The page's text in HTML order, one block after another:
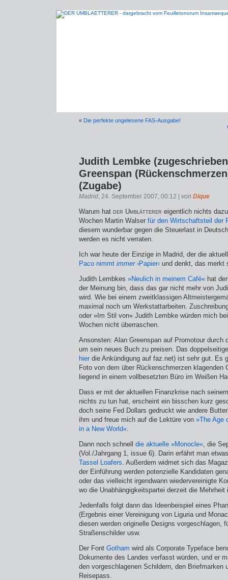
« Die perfekte ungelesene FAS-Ausgabe!
Judith Lembke
Greenspan
(Zugabe)
Madrid, 24. September 2007, 00:12 | von Dique
Warum hat der Umblätterer eigentlich nichts
Wochen Martin Walser für den Wirtschaftsteil der
diesem wunderbar gegen die Steuerlast in
werden es nicht verraten.
Ich war heute der Einzige in Madrid, der die
Paco nimmt immer›Papier‹ und denkt, das merkt
Judith Lembkes »Neulich in meinem Café« hat
der Meinung bin, dass das gar nicht mehr von
wird. Wie bei einem zweitklassigen
maximal noch um Werkstattarbeiten.
oder »Im Stil von« Judith Lembke würden mich
Wochen nicht überraschen.
Ansonsten: Alan Greenspan auf Promotour durch
um sein neues Buch zu preisen. Das
hier die Ankündigung auf faz.net) ist sehr gut. Es
Foto von dem über Rückenschmerzen klagenden
liegend in einem vollbesetzten Büro im Weißen
Dass er mit der aktuellen Finanzkrise nach
nichts zu tun hat, erscheint ein bisschen kurz
doch seine Fed Dollars gedruckt wie andere
ihm und freue mich auf die Lektüre von »The Age
in a New World«.
Dann noch schnell die aktuelle »Monocle«, die
(Vol./Jahrgang 1, issue 6). Darin erfährt man
Tassel Loafers. Außerdem widmet sich das
der Einführung werden potenzielle Kandidaten
oder das vielleicht irgendwann wiedervereinigte
wo die Unabhängigkeitspartei derzeit die
Jedenfalls folgt dann das Ideenbeispiel eines
(Ergebnis einer Vereinigung von Liguria und
diesen werden originelle Designs vorgeschlagen,
Straßenschilder usw.
Der Font Gotham wird als Corporate Typeface
Dokumente des Landes verfasst würden, und er
den vorgeschlagenen Schildern, den Briefmarken
Reisepass.